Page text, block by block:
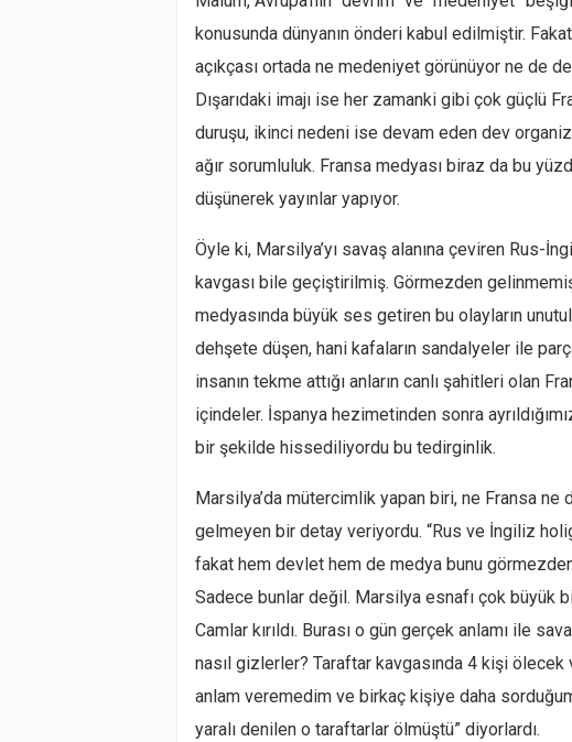
konusunda dünyanın önderi kabul edilmiştir.
açıkçası ortada ne medeniyet görünüyor ne de
Dışarıdaki imajı ise her zamanki gibi çok güçlü
duruşu, ikinci nedeni ise devam eden dev
ağır sorumluluk. Fransa medyası biraz da bu
düşünerek yayınlar yapıyor.
Öyle ki, Marsilya’yı savaş alanına çeviren Rus-
kavgası bile geçiştirilmiş. Görmezden
medyasında büyük ses getiren bu olayların
dehşete düşen, hani kafaların sandalyeler ile
insanın tekme attığı anların canlı şahitleri olan
içindeler. İspanya hezimetinden sonra
bir şekilde hissediliyordu bu tedirginlik.
Marsilya’da mütercimlik yapan biri, ne Fransa ne
gelmeyen bir detay veriyordu. “Rus ve İngiliz
fakat hem devlet hem de medya bunu
Sadece bunlar değil. Marsilya esnafı çok büyük
Camlar kırıldı. Burası o gün gerçek anlamı ile
nasıl gizlerler? Taraftar kavgasında 4 kişi
anlam veremedim ve birkaç kişiye daha
yaralı denilen o taraftarlar ölmüştü” diyorlardı.